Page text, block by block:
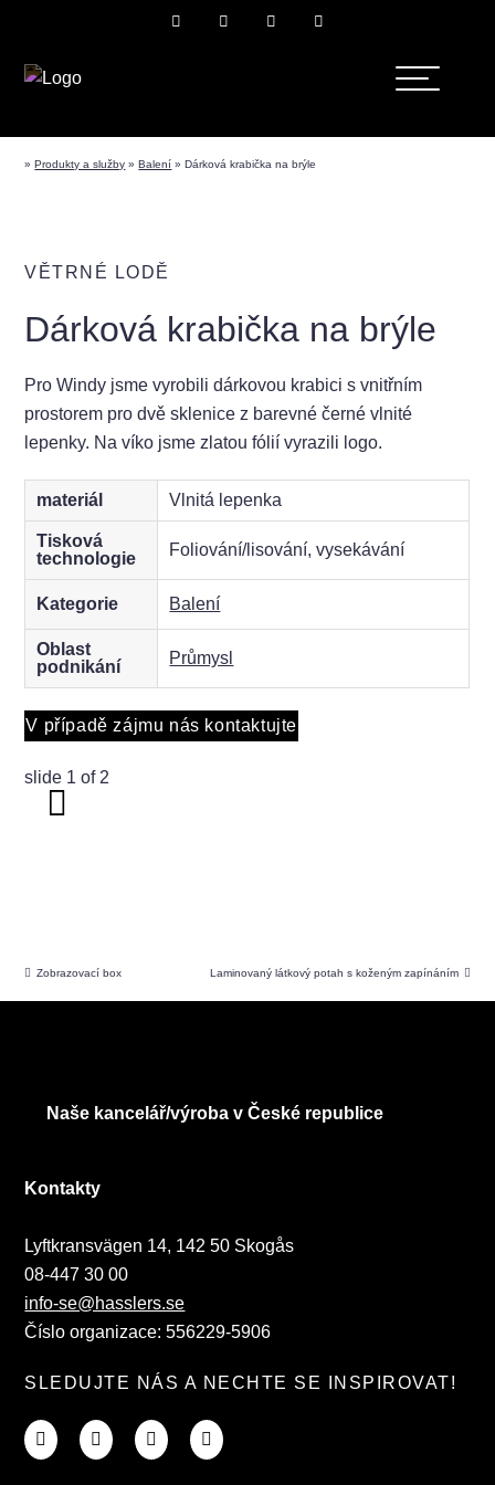
»Produkty a služby »Balení »Dárková krabička na brýle
VĚTRNÉ LODĚ
Dárková krabička na brýle
Pro Windy jsme vyrobili dárkovou krabici s vnitřním
prostorem pro dvě sklenice z barevné černé vlnité
lepenky. Na víko jsme zlatou fólií vyrazili logo.
materiál Vlnitá lepenka
Tisková
technologie
Foliování/lisování, vysekávání
Kategorie Balení
Oblast
podnikání
Průmysl
V případě zájmu nás kontaktujte
slide 1 of 2
Zobrazovací box Laminovaný látkový potah s koženým zapínáním
Naše kancelář/výroba v České republice
Kontakty
Lyftkransvägen 14, 142 50 Skogås
08-447 30 00
info-se@hasslers.se
Číslo organizace: 556229-5906
SLEDUJTE NÁS A NECHTE SE INSPIROVAT!